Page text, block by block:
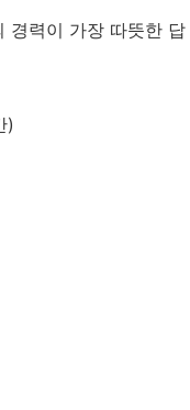
경력이 가장 따뜻한 답
)